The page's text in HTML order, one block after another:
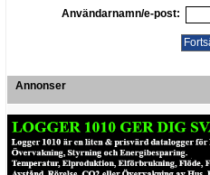
Användarnamn/e-post:
Annonser